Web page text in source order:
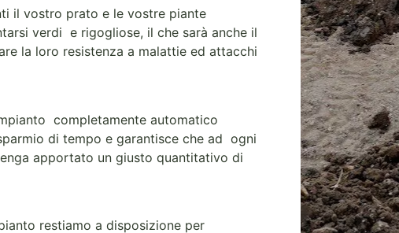
il vostro prato e le vostre piante
verdi e rigogliose, il che sarà anche il
la loro resistenza a malattie ed attacchi
completamente automatico
di tempo e garantisce che ad ogni
apportato un giusto quantitativo di
restiamo a disposizione per